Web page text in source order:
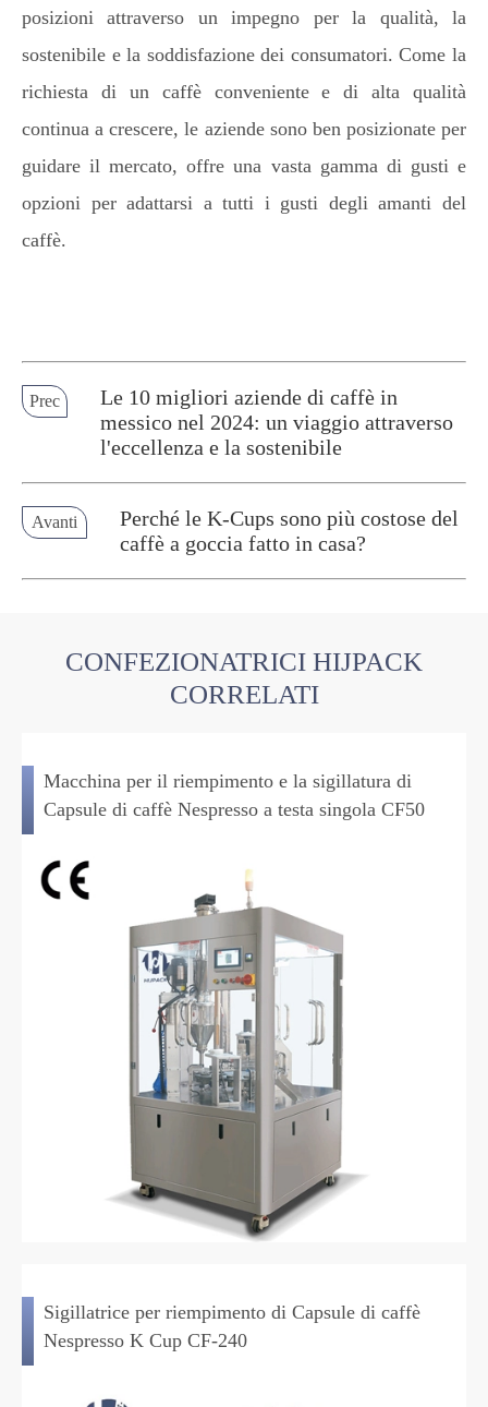
posizioni attraverso un impegno per la qualità, la
sostenibile e la soddisfazione dei consumatori. Come la
richiesta di un caffè conveniente e di alta qualità
continua a crescere, le aziende sono ben posizionate per
guidare il mercato, offre una vasta gamma di gusti e
opzioni per adattarsi a tutti i gusti degli amanti del
caffè.
Prec
Le 10 migliori aziende di caffè in
messico nel 2024: un viaggio attraverso
l'eccellenza e la sostenibile
Avanti
Perché le K-Cups sono più costose del
caffè a goccia fatto in casa?
CONFEZIONATRICI HIJPACK
CORRELATI
Macchina per il riempimento e la sigillatura di
Capsule di caffè Nespresso a testa singola CF50
Sigillatrice per riempimento di Capsule di caffè
Nespresso K Cup CF-240